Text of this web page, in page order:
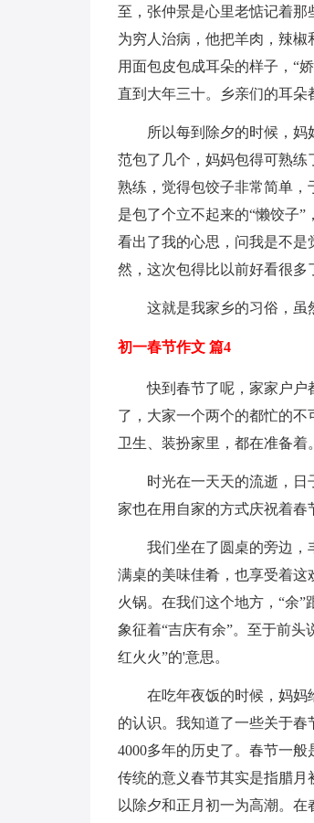
至，张仲景是心里老惦记着
为穷人治病，他把羊肉，辣椒
用面包皮包成耳朵的样子，“
直到大年三十。乡亲们的耳朵
所以每到除夕的时候，
范包了几个，妈妈包得可熟
熟练，觉得包饺子非常简单
是包了个立不起来的“懒饺子
看出了我的心思，问我是不
然，这次包得比以前好看很多
这就是我家乡的习俗，虽
初一春节作文 篇4
快到春节了呢，家家户户
了，大家一个两个的都忙的
卫生、装扮家里，都在准备着
时光在一天天的流逝，
家也在用自家的方式庆祝着春
我们坐在了圆桌的旁边，
满桌的美味佳肴，也享受着
火锅。在我们这个地方，“余”
象征着“吉庆有余”。至于前头
红火火”的'意思。
在吃年夜饭的时候，妈妈
的认识。我知道了一些关于
4000多年的历史了。春节一
传统的意义春节其实是指腊
以除夕和正月初一为高潮。